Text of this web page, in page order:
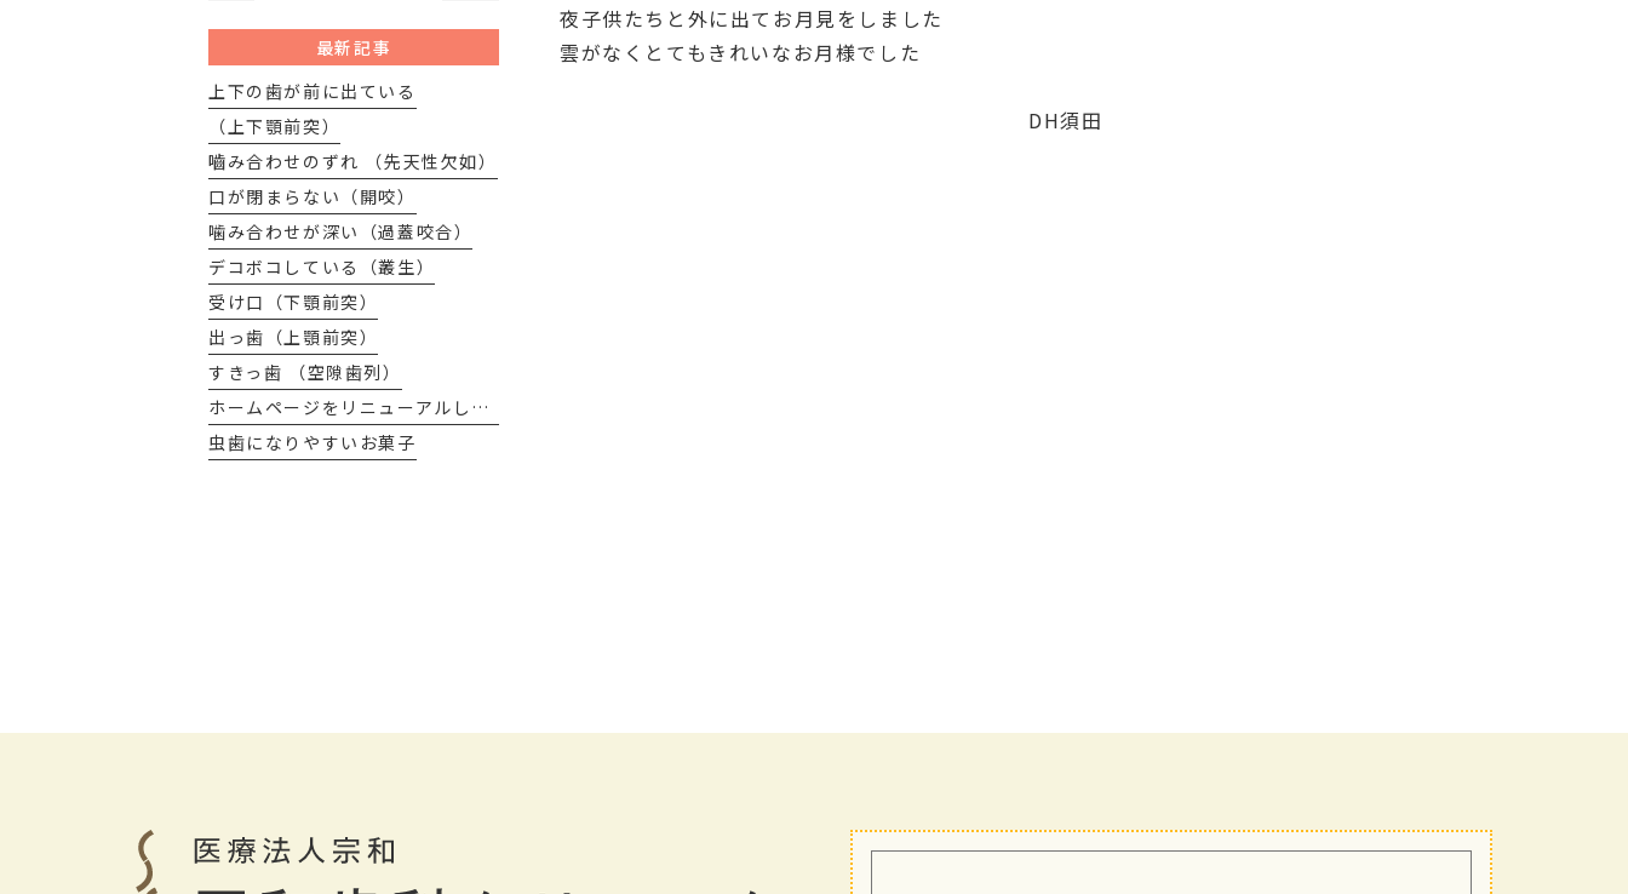
夜子供たちと外に出てお月見をしました
雲がなくとてもきれいなお月様でした
DH須田
最新記事
上下の歯が前に出ている
（上下顎前突）
嚙み合わせのずれ （先天性欠如）
口が閉まらない（開咬）
噛み合わせが深い（過蓋咬合）
デコボコしている（叢生）
受け口（下顎前突）
出っ歯（上顎前突）
すきっ歯 （空隙歯列）
ホームページをリニューアルしました
虫歯になりやすいお菓子